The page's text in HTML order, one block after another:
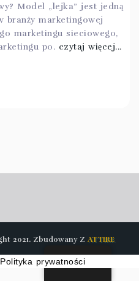
Model „lejka” jest jedną
branży marketingowej
marketingu sieciowego,
po. czytaj więcej...
2021. Zbudowany Z ATTIRE
Polski
Polityka prywatności